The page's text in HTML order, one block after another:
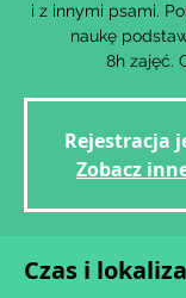
i z innymi psami.
naukę
8h zajęć.
Rejestracja
Zobacz
Czas i